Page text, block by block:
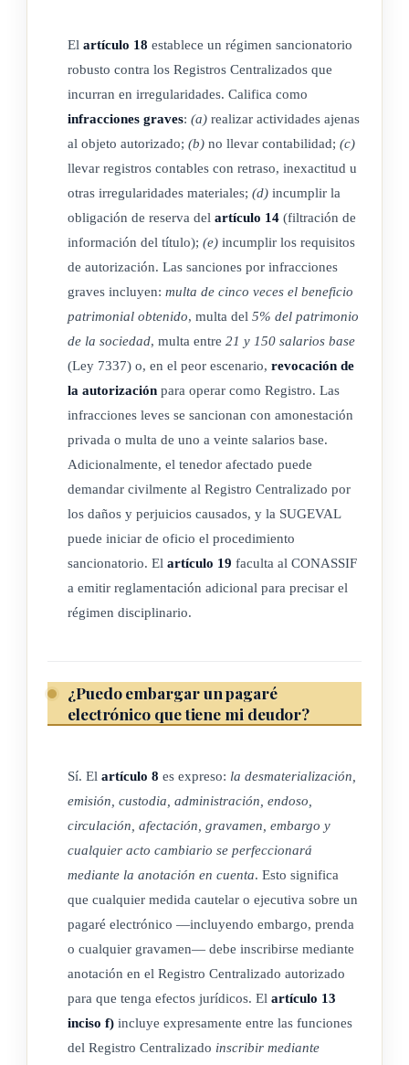
correspondiente, después de verificar la existencia de
recursos humanos e infraestructura tecnológica y de
seguridad adecuadas, y demás elementos propios para el
funcionamiento de un registro de esa naturaleza.
La autorización citada en el párrafo anterior estará sujeta a los
siguientes requisitos mínimos:
a) Constituirse como sociedad anónima. La escritura de
constitución, los estatutos y los reglamentos serán
aprobados por la Sugeval previo a su funcionamiento, así
como sus modificaciones y la suscripción y transmisión
de acciones. Las ampliaciones y reducciones de capital
deberán ser autorizadas por la Sugeval, la cual
establecerá, por vía reglamentaria, la forma en que
deberán realizarse, así como los criterios que deberán
seguirse para valorar el precio de las acciones.
b) En el caso de instituciones públicas, cumplir con los
presentes requisitos y demás que establezca la autoridad
competente.
inferior al equivalente del cincuenta por ciento (50%) del
capital mínimo requerido para las centrales de valores
Consumidor.
d) Mantener la rentabilidad de su patrimonio, de manera que
de los servicios prestados.
e) No discriminar, en la prestación del servicio, a los
usuarios.
f) Todos los demás que la Sugeval establezca tendientes a
garantizar la continuidad, seguridad y solvencia de la
institución.
Para tal efecto, el Consejo Nacional de Supervisión del
Sistema Financiero (Conassif) establecerá, vía reglamento, las
demás disposiciones de carácter general que regularán los
requisitos técnicos de fiabilidad, la autorización, su
revocación y los requisitos para la interconexión, para las
El artículo 18 establece un régimen sancionatorio
robusto contra los Registros Centralizados que
incurran en irregularidades. Califica como
infracciones graves: (a) realizar actividades ajenas
al objeto autorizado; (b) no llevar contabilidad; (c)
llevar registros contables con retraso, inexactitud u
otras irregularidades materiales; (d) incumplir la
obligación de reserva del artículo 14 (filtración de
información del título); (e) incumplir los requisitos
de autorización. Las sanciones por infracciones
graves incluyen: multa de cinco veces el beneficio
patrimonial obtenido, multa del 5% del patrimonio
de la sociedad, multa entre 21 y 150 salarios base
(Ley 7337) o, en el peor escenario, revocación de
la autorización para operar como Registro. Las
infracciones leves se sancionan con amonestación
privada o multa de uno a veinte salarios base.
Adicionalmente, el tenedor afectado puede
demandar civilmente al Registro Centralizado por
los daños y perjuicios causados, y la SUGEVAL
puede iniciar de oficio el procedimiento
sancionatorio. El artículo 19 faculta al CONASSIF
a emitir reglamentación adicional para precisar el
régimen disciplinario.
¿Puedo embargar un pagaré
electrónico que tiene mi deudor?
Sí. El artículo 8 es expreso: la desmaterialización,
emisión, custodia, administración, endoso,
circulación, afectación, gravamen, embargo y
cualquier acto cambiario se perfeccionará
mediante la anotación en cuenta. Esto significa
que cualquier medida cautelar o ejecutiva sobre un
pagaré electrónico —incluyendo embargo, prenda
o cualquier gravamen— debe inscribirse mediante
anotación en el Registro Centralizado autorizado
para que tenga efectos jurídicos. El artículo 13
inciso f) incluye expresamente entre las funciones
del Registro Centralizado inscribir mediante